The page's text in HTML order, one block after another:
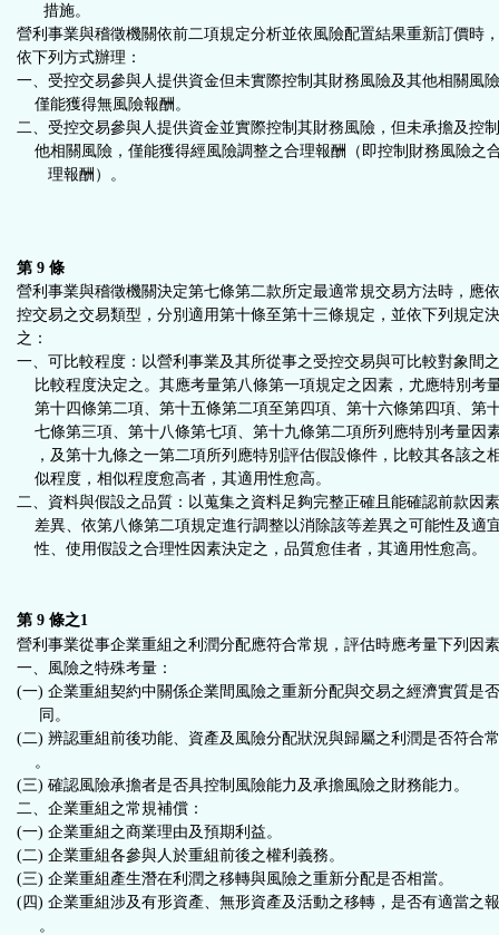
措施。
營利事業與稽徵機關依前二項規定分析並依風險配置結果重新訂價時
依下列方式辦理：
一、受控交易參與人提供資金但未實際控制其財務風險及其他相關風
僅能獲得無風險報酬。
二、受控交易參與人提供資金並實際控制其財務風險，但未承擔及控
他相關風險，僅能獲得經風險調整之合理報酬（即控制財務風險之
理報酬）。
第 9 條
營利事業與稽徵機關決定第七條第二款所定最適常規交易方法時，應
控交易之交易類型，分別適用第十條至第十三條規定，並依下列規定
之：
一、可比較程度：以營利事業及其所從事之受控交易與可比較對象間
比較程度決定之。其應考量第八條第一項規定之因素，尤應特別考
第十四條第二項、第十五條第二項至第四項、第十六條第四項、第
七條第三項、第十八條第七項、第十九條第二項所列應特別考量因
，及第十九條之一第二項所列應特別評估假設條件，比較其各該之
似程度，相似程度愈高者，其適用性愈高。
二、資料與假設之品質：以蒐集之資料足夠完整正確且能確認前款因
差異、依第八條第二項規定進行調整以消除該等差異之可能性及適
性、使用假設之合理性因素決定之，品質愈佳者，其適用性愈高。
第 9 條之1
營利事業從事企業重組之利潤分配應符合常規，評估時應考量下列因
一、風險之特殊考量：
(一) 企業重組契約中關係企業間風險之重新分配與交易之經濟實質是
同。
(二) 辨認重組前後功能、資產及風險分配狀況與歸屬之利潤是否符合
。
(三) 確認風險承擔者是否具控制風險能力及承擔風險之財務能力。
二、企業重組之常規補償：
(一) 企業重組之商業理由及預期利益。
(二) 企業重組各參與人於重組前後之權利義務。
(三) 企業重組產生潛在利潤之移轉與風險之重新分配是否相當。
(四) 企業重組涉及有形資產、無形資產及活動之移轉，是否有適當之
。